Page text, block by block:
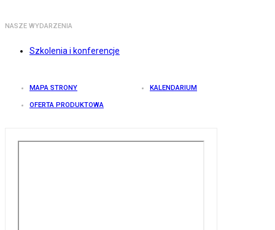
NASZE WYDARZENIA
Szkolenia i konferencje
MAPA STRONY KALENDARIUM
OFERTA PRODUKTOWA